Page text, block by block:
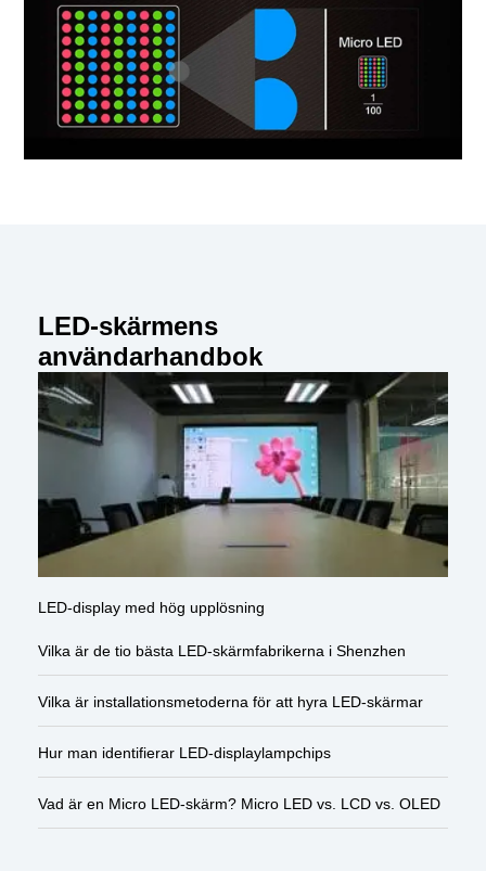
LED-skärmens
användarhandbok
LED-display med hög upplösning
Vilka är de tio bästa LED-skärmfabrikerna i Shenzhen
Vilka är installationsmetoderna för att hyra LED-skärmar
Hur man identifierar LED-displaylampchips
Vad är en Micro LED-skärm? Micro LED vs. LCD vs. OLED